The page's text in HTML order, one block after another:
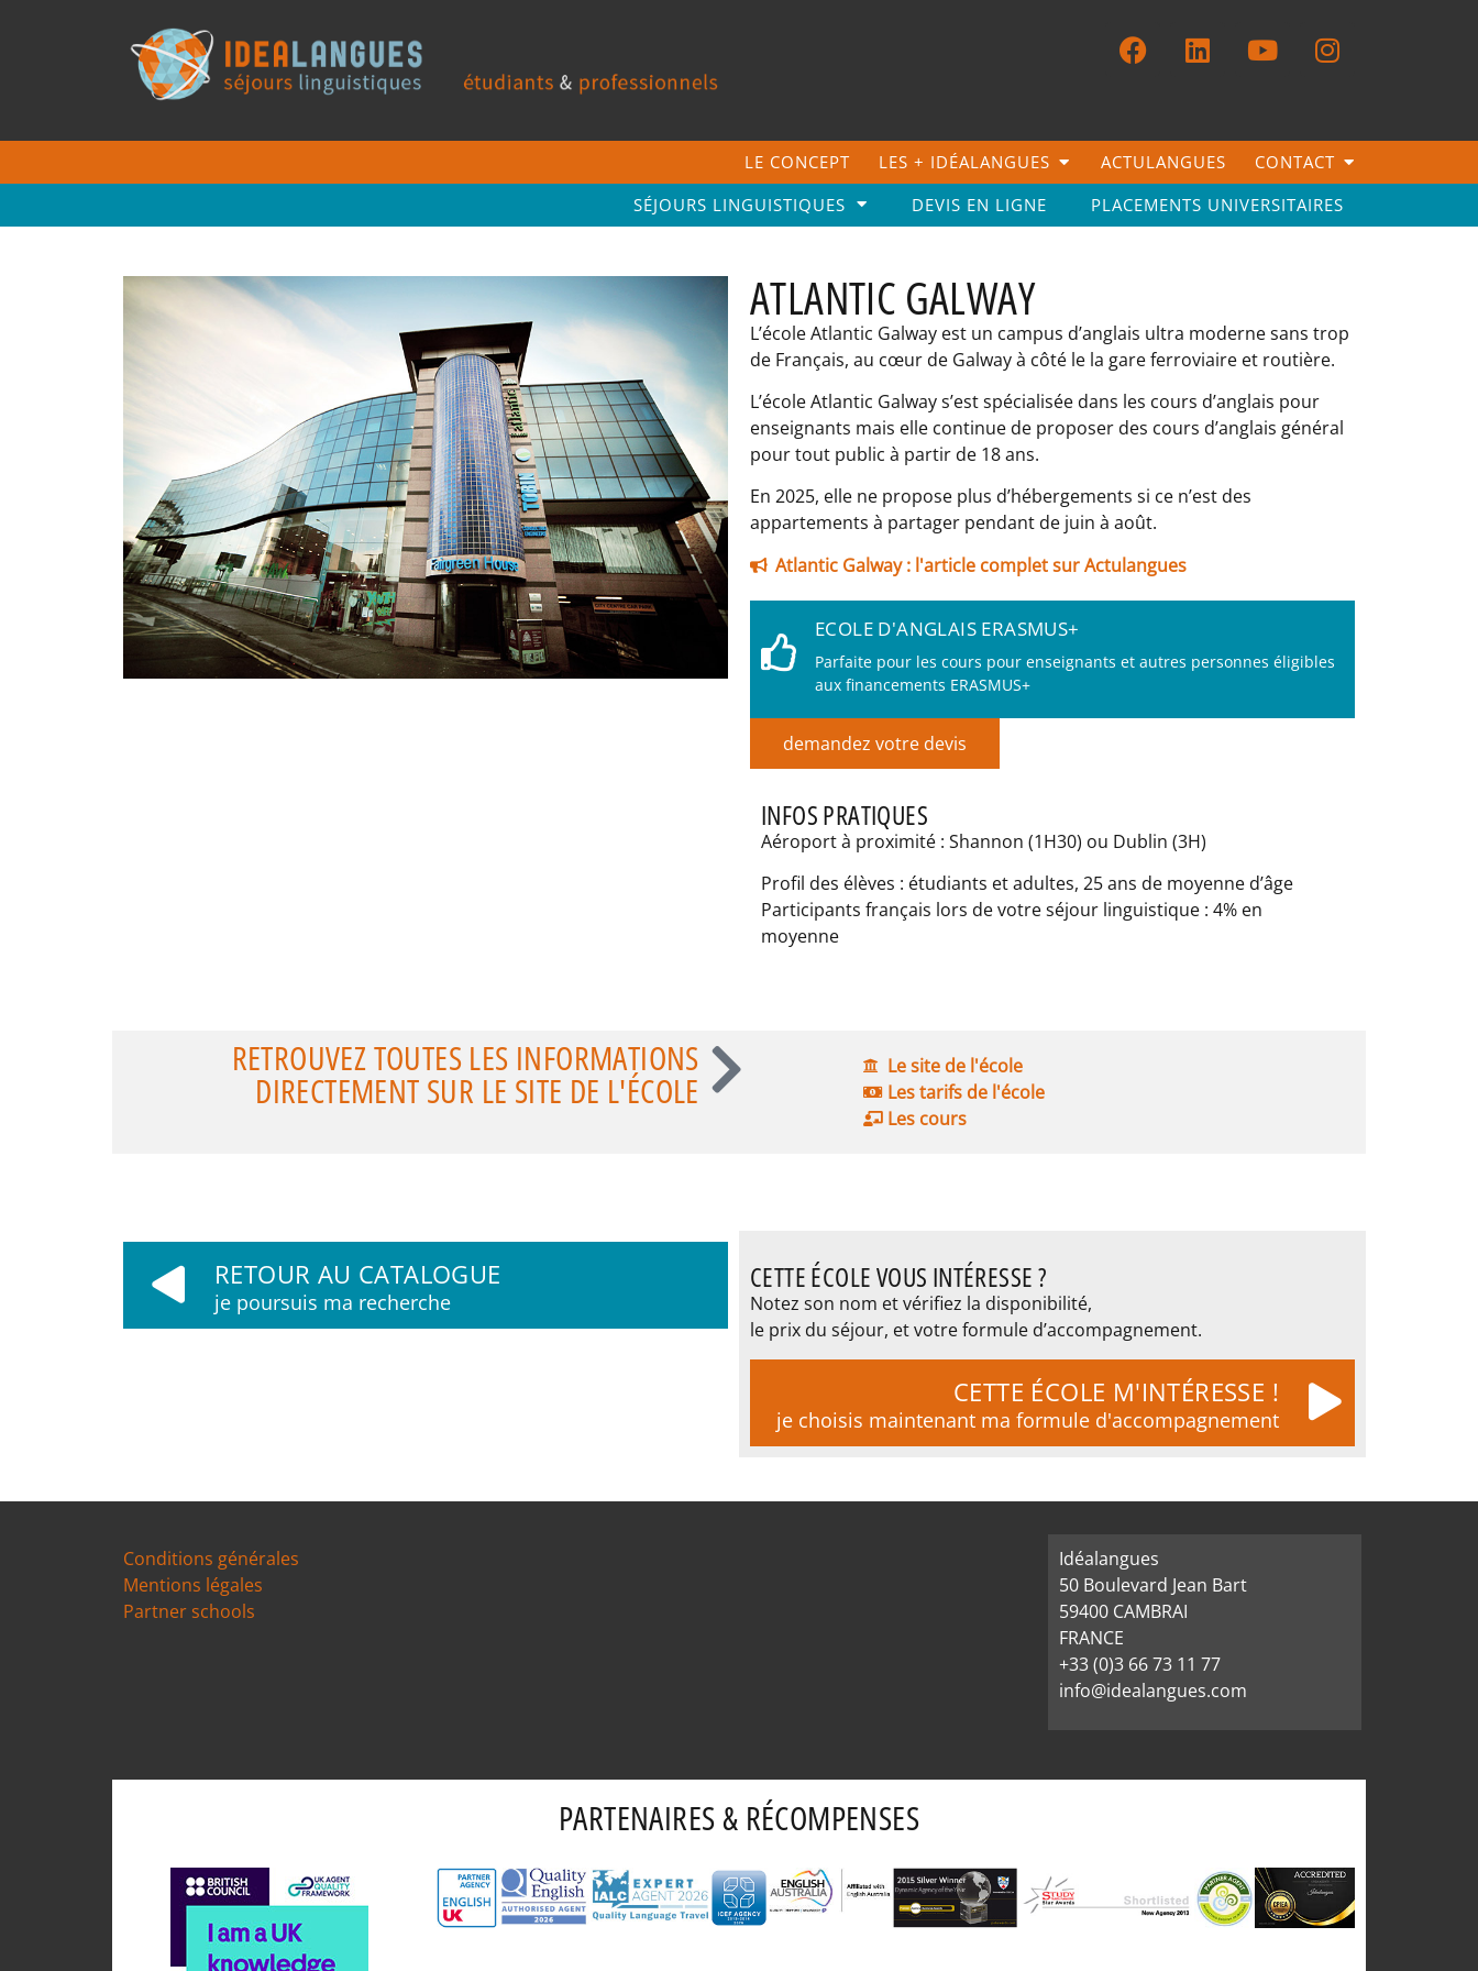
LE CONCEPT LES + IDÉALANGUES ACTULANGUES
CONTACT
SÉJOURS LINGUISTIQUES
DEVIS EN LIGNE PLACEMENTS UNIVERSITAIRES
ATLANTIC GALWAY
L’école Atlantic Galway est un campus d’anglais ultra moderne sans trop
de Français, au cœur de Galway à côté le la gare ferroviaire et routière.
L’école Atlantic Galway s’est spécialisée dans les cours d’anglais pour
enseignants mais elle continue de proposer des cours d’anglais général
pour tout public à partir de 18 ans.
En 2025, elle ne propose plus d’hébergements si ce n’est des
appartements à partager pendant de juin à août.
Atlantic Galway : l'article complet sur Actulangues
ECOLE D'ANGLAIS ERASMUS+
Parfaite pour les cours pour enseignants et autres personnes éligibles
aux financements ERASMUS+
demandez votre devis
INFOS PRATIQUES
Aéroport à proximité : Shannon (1H30) ou Dublin (3H)
Profil des élèves : étudiants et adultes, 25 ans de moyenne d’âge
Participants français lors de votre séjour linguistique : 4% en
moyenne
RETROUVEZ TOUTES LES INFORMATIONS
DIRECTEMENT SUR LE SITE DE L'ÉCOLE
Le site de l'école
Les tarifs de l'école
Les cours
RETOUR AU CATALOGUE
je poursuis ma recherche
CETTE ÉCOLE VOUS INTÉRESSE ?
Notez son nom et vérifiez la disponibilité,
le prix du séjour, et votre formule d’accompagnement.
CETTE ÉCOLE M'INTÉRESSE !
je choisis maintenant ma formule d'accompagnement
Conditions générales
Mentions légales
Partner schools
Idéalangues
50 Boulevard Jean Bart
59400 CAMBRAI
FRANCE
+33 (0)3 66 73 11 77
info@idealangues.com
PARTENAIRES & RÉCOMPENSES